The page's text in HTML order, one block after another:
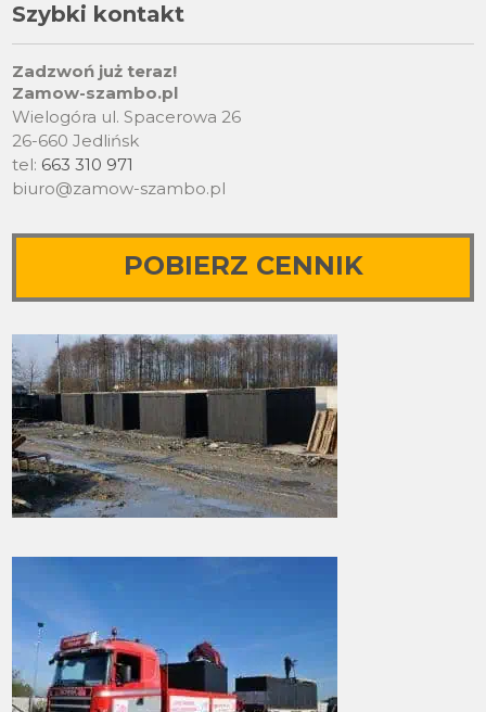
Szybki kontakt
Zadzwoń już teraz!
Zamow-szambo.pl
Wielogóra ul. Spacerowa 26
26-660 Jedlińsk
tel: 663 310 971
biuro@zamow-szambo.pl
POBIERZ CENNIK